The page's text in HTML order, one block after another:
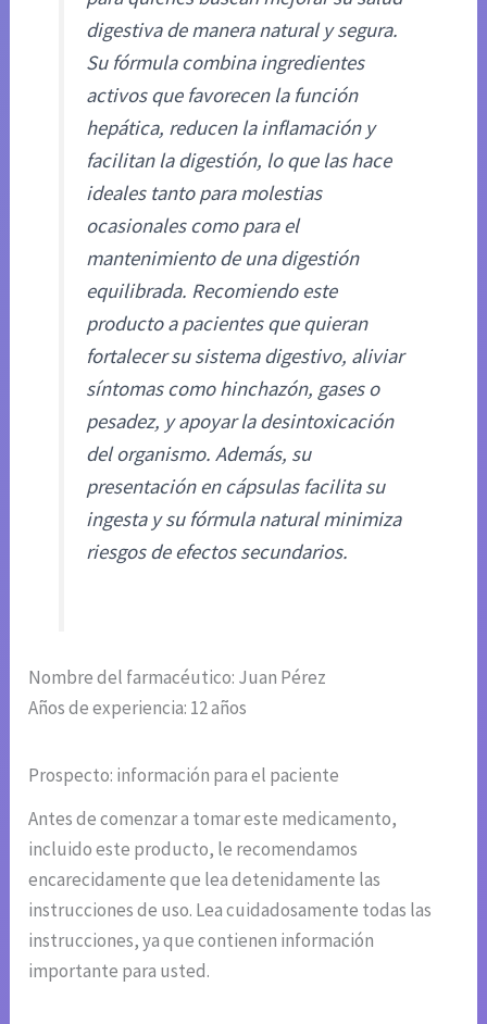
digestiva de manera natural y segura.
Su fórmula combina ingredientes
activos que favorecen la función
hepática, reducen la inflamación y
facilitan la digestión, lo que las hace
ideales tanto para molestias
ocasionales como para el
mantenimiento de una digestión
equilibrada. Recomiendo este
producto a pacientes que quieran
fortalecer su sistema digestivo, aliviar
síntomas como hinchazón, gases o
pesadez, y apoyar la desintoxicación
del organismo. Además, su
presentación en cápsulas facilita su
ingesta y su fórmula natural minimiza
riesgos de efectos secundarios.
Nombre del farmacéutico: Juan Pérez
Años de experiencia: 12 años
Prospecto: información para el paciente
Antes de comenzar a tomar este medicamento,
incluido este producto, le recomendamos
encarecidamente que lea detenidamente las
instrucciones de uso. Lea cuidadosamente todas las
instrucciones, ya que contienen información
importante para usted.